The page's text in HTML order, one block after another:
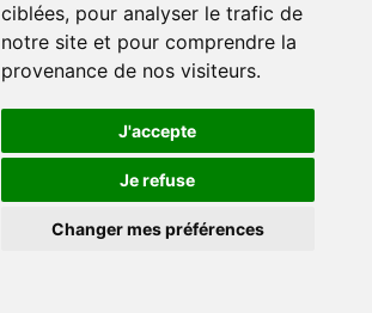
ciblées, pour analyser le trafic de
notre site et pour comprendre la
provenance de nos visiteurs.
J'accepte
Je refuse
Changer mes préférences
ciblées, pour analyser le trafic de
notre site et pour comprendre la
provenance de nos visiteurs.
J'accepte
Je refuse
Changer mes préférences